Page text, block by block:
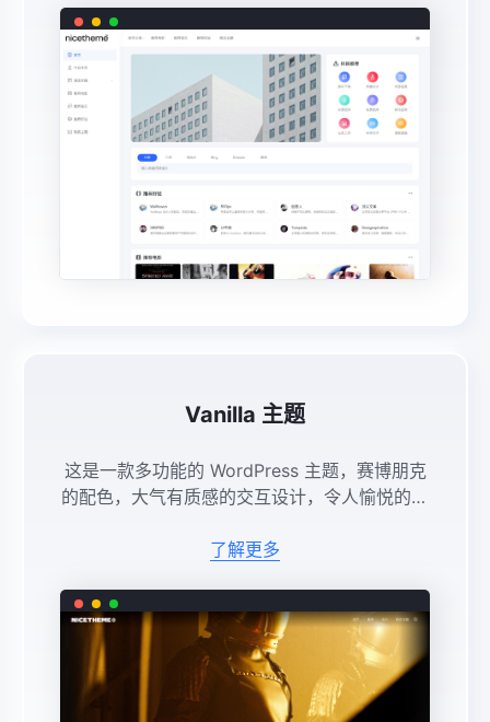
Vanilla 主题
这是一款多功能的 WordPress 主题，赛博朋克
的配色，大气有质感的交互设计，令人愉悦的视
出好看且好用的网站。特别适合文字、设计、视
了解更多